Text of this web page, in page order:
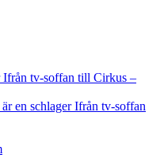
Ifrån tv-soffan till Cirkus –
en schlager Ifrån tv-soffan